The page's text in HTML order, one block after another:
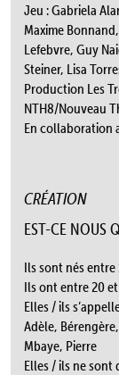
Jeu : Gabriela
Maxime
Lefebvre, Guy
Steiner, Lisa
Production Les
NTH8/Nouveau
En collaboration
CRÉATION
EST-CE NOUS
Ils sont nés
Ils ont entre 20
Elles / ils
Adèle,
Mbaye, Pierre
Elles / ils ne sont